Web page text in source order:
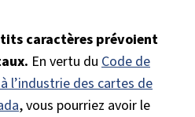
caractères prévoient
En vertu du Code de
l’industrie des cartes de
, vous pourriez avoir le